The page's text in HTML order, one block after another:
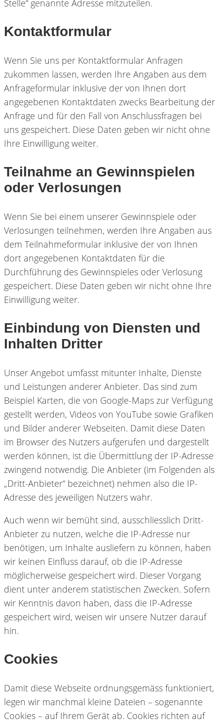
Stelle“ genannte Adresse mitzuteilen.
Kontaktformular
Wenn Sie uns per Kontaktformular Anfragen
zukommen lassen, werden Ihre Angaben aus dem
Anfrageformular inklusive der von Ihnen dort
angegebenen Kontaktdaten zwecks Bearbeitung der
Anfrage und für den Fall von Anschlussfragen bei
uns gespeichert. Diese Daten geben wir nicht ohne
Ihre Einwilligung weiter.
Teilnahme an Gewinnspielen
oder Verlosungen
Wenn Sie bei einem unserer Gewinnspiele oder
Verlosungen teilnehmen, werden Ihre Angaben aus
dem Teilnahmeformular inklusive der von Ihnen
dort angegebenen Kontaktdaten für die
Durchführung des Gewinnspieles oder Verlosung
gespeichert. Diese Daten geben wir nicht ohne Ihre
Einwilligung weiter.
Einbindung von Diensten und
Inhalten Dritter
Unser Angebot umfasst mitunter Inhalte, Dienste
und Leistungen anderer Anbieter. Das sind zum
Beispiel Karten, die von Google-Maps zur Verfügung
gestellt werden, Videos von YouTube sowie Grafiken
und Bilder anderer Webseiten. Damit diese Daten
im Browser des Nutzers aufgerufen und dargestellt
werden können, ist die Übermittlung der IP-Adresse
zwingend notwendig. Die Anbieter (im Folgenden als
„Dritt-Anbieter“ bezeichnet) nehmen also die IP-
Adresse des jeweiligen Nutzers wahr.
Auch wenn wir bemüht sind, ausschliesslich Dritt-
Anbieter zu nutzen, welche die IP-Adresse nur
benötigen, um Inhalte ausliefern zu können, haben
wir keinen Einfluss darauf, ob die IP-Adresse
möglicherweise gespeichert wird. Dieser Vorgang
dient unter anderem statistischen Zwecken. Sofern
wir Kenntnis davon haben, dass die IP-Adresse
gespeichert wird, weisen wir unsere Nutzer darauf
hin.
Cookies
Damit diese Webseite ordnungsgemäss funktioniert,
legen wir manchmal kleine Dateien – sogenannte
Cookies – auf Ihrem Gerät ab. Cookies richten auf